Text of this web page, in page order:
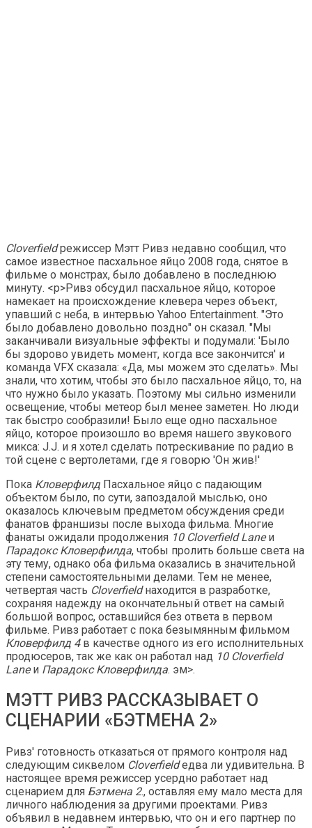
Cloverfieldрежиссер Мэтт Ривз недавно сообщил, что
самое известное пасхальное яйцо 2008 года, снятое в
фильме о монстрах, было добавлено в последнюю
минуту. <р>Ривз обсудил пасхальное яйцо, которое
намекает на происхождение клевера через объект,
упавший с неба, в интервью Yahoo Entertainment. "Это
было добавлено довольно поздно" он сказал. "Мы
заканчивали визуальные эффекты и подумали: 'Было
бы здорово увидеть момент, когда все закончится' и
команда VFX сказала: «Да, мы можем это сделать». Мы
знали, что хотим, чтобы это было пасхальное яйцо, то, на
что нужно было указать. Поэтому мы сильно изменили
освещение, чтобы метеор был менее заметен. Но люди
так быстро сообразили! Было еще одно пасхальное
яйцо, которое произошло во время нашего звукового
микса: J.J. и я хотел сделать потрескивание по радио в
той сцене с вертолетами, где я говорю 'Он жив!'
Пока Кловерфилд Пасхальное яйцо с падающим
объектом было, по сути, запоздалой мыслью, оно
оказалось ключевым предметом обсуждения среди
фанатов франшизы после выхода фильма. Многие
фанаты ожидали продолжения 10 Cloverfield Laneи
Парадокс Кловерфилда, чтобы пролить больше света на
эту тему, однако оба фильма оказались в значительной
степени самостоятельными делами. Тем не менее,
четвертая часть Cloverfieldнаходится в разработке,
сохраняя надежду на окончательный ответ на самый
большой вопрос, оставшийся без ответа в первом
фильме. Ривз работает с пока безымянным фильмом
Кловерфилд 4в качестве одного из его исполнительных
продюсеров, так же как он работал над 10 Cloverfield
Laneи Парадокс Кловерфилда. эм>.
МЭТТ РИВЗ РАССКАЗЫВАЕТ О
СЦЕНАРИИ «БЭТМЕНА 2»
Ривз' готовность отказаться от прямого контроля над
следующим сиквелом Cloverfieldедва ли удивительна. В
настоящее время режиссер усердно работает над
сценарием для Бэтмена 2., оставляя ему мало места для
личного наблюдения за другими проектами. Ривз
объявил в недавнем интервью, что он и его партнер по